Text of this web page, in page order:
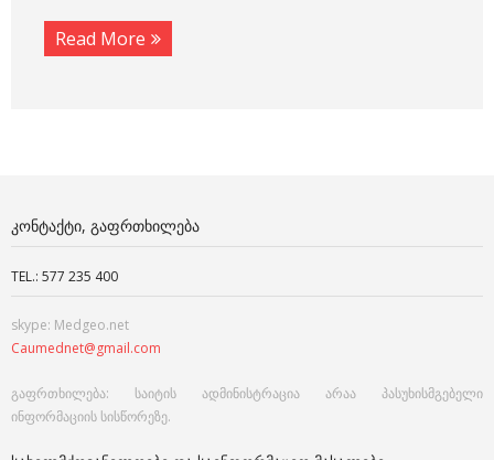
Read More
ᲙᲝᲜᲢᲐᲥᲢᲘ, ᲒᲐᲤᲠᲗᲮᲘᲚᲔᲑᲐ
TEL.: 577 235 400
skype: Medgeo.net
Caumednet@gmail.com
გაფრთხილება: საიტის ადმინისტრაცია არაა პასუხისმგებელი
ინფორმაციის სისწორეზე.